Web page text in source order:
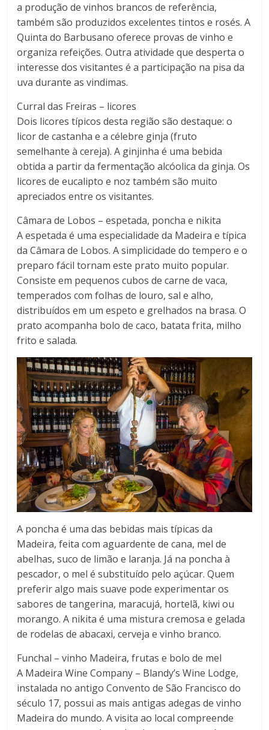
a produção de vinhos brancos de referência,
também são produzidos excelentes tintos e rosés. A
Quinta do Barbusano oferece provas de vinho e
organiza refeições. Outra atividade que desperta o
interesse dos visitantes é a participação na pisa da
uva durante as vindimas.
Curral das Freiras – licores
Dois licores típicos desta região são destaque: o
licor de castanha e a célebre ginja (fruto
semelhante à cereja). A ginjinha é uma bebida
obtida a partir da fermentação alcóolica da ginja. Os
licores de eucalipto e noz também são muito
apreciados entre os visitantes.
Câmara de Lobos – espetada, poncha e nikita
A espetada é uma especialidade da Madeira e típica
da Câmara de Lobos. A simplicidade do tempero e o
preparo fácil tornam este prato muito popular.
Consiste em pequenos cubos de carne de vaca,
temperados com folhas de louro, sal e alho,
distribuídos em um espeto e grelhados na brasa. O
prato acompanha bolo de caco, batata frita, milho
frito e salada.
A poncha é uma das bebidas mais típicas da
Madeira, feita com aguardente de cana, mel de
abelhas, suco de limão e laranja. Já na poncha à
pescador, o mel é substituído pelo açúcar. Quem
preferir algo mais suave pode experimentar os
sabores de tangerina, maracujá, hortelã, kiwi ou
morango. A nikita é uma mistura cremosa e gelada
de rodelas de abacaxi, cerveja e vinho branco.
Funchal – vinho Madeira, frutas e bolo de mel
A Madeira Wine Company – Blandy’s Wine Lodge,
instalada no antigo Convento de São Francisco do
século 17, possui as mais antigas adegas de vinho
Madeira do mundo. A visita ao local compreende